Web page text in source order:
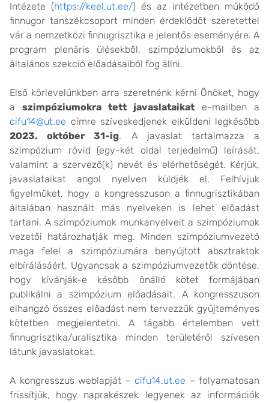
Intézete (https://keel.ut.ee/) és az intézetben működő
finnugor tanszékcsoport minden érdeklődőt szeretettel
vár a nemzetközi finnugrisztika e jelentős eseményére. A
program plenáris ülésekből, szimpóziumokból és az
általános szekció előadásaiból fog állni.
Első körlevelünkben arra szeretnénk kérni Önöket, hogy
a szimpóziumokra tett javaslataikat e-mailben a
cifu14@ut.ee címre szíveskedjenek elküldeni legkésőbb
2023. október 31-ig. A javaslat tartalmazza a
szimpózium rövid (egy-két oldal terjedelmű) leírását,
valamint a szervező(k) nevét és elérhetőségét. Kérjük,
javaslataikat angol nyelven küldjék el. Felhívjuk
figyelmüket, hogy a kongresszuson a finnugrisztikában
általában használt más nyelveken is lehet előadást
tartani. A szimpóziumok munkanyelveit a szimpóziumok
vezetői határozhatják meg. Minden szimpóziumvezető
maga felel a szimpóziumára benyújtott absztraktok
elbírálásáért. Ugyancsak a szimpóziumvezetők döntése,
hogy kívánják-e később önálló kötet formájában
publikálni a szimpózium előadásait. A kongresszuson
elhangzó összes előadást nem tervezzük gyűjteményes
kötetben megjelentetni. A tágabb értelemben vett
finnugrisztika/uralisztika minden területéről szívesen
látunk javaslatokat.
A kongresszus weblapját – cifu14.ut.ee – folyamatosan
frissítjük, hogy naprakészek legyenek az információk